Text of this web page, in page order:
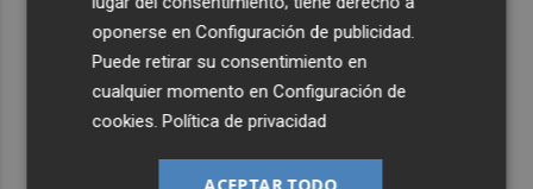
oponerse enConfiguración de publicidad.
Puede retirar su consentimiento en
cualquier momento enConfiguración de
cookies.Política de privacidad